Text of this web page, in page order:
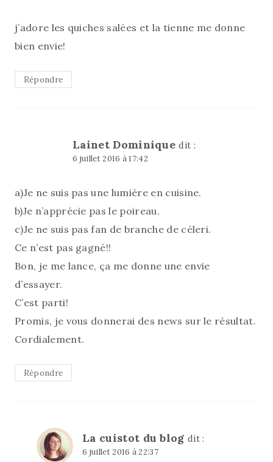
j’adore les quiches salées et la tienne me donne
bien envie!
Répondre
Lainet Dominique dit :
6 juillet 2016 à 17:42
a)Je ne suis pas une lumière en cuisine.
b)Je n’apprécie pas le poireau.
c)Je ne suis pas fan de branche de céleri.
Ce n’est pas gagné!!
Bon, je me lance, ça me donne une envie
d’essayer.
C’est parti!
Promis, je vous donnerai des news sur le résultat.
Cordialement.
Répondre
La cuistot du blog dit :
6 juillet 2016 à 22:37